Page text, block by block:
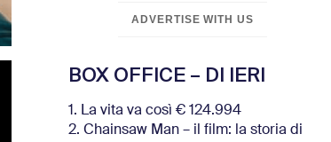
ADVERTISE WITH US
BOX OFFICE – DI IERI
1. La vita va così € 124.994
2. Chainsaw Man – il film: la storia di